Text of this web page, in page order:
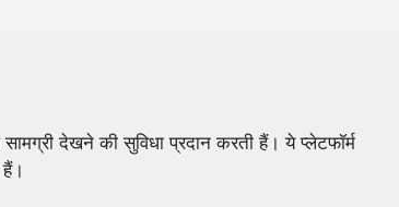
देखने की सुविधा प्रदान करती हैं। ये प्लेटफॉर्म